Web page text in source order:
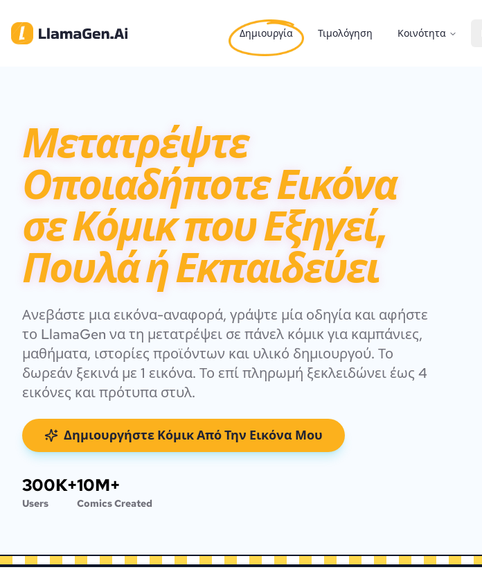
Δημιουργία Τιμολόγηση Κοινότητα
Μετατρέψτε
Οποιαδήποτε Εικόνα
σε Κόμικ που Εξηγεί,
Πουλά ή Εκπαιδεύει
Ανεβάστε μια εικόνα-αναφορά, γράψτε μία οδηγία και αφήστε
το LlamaGen να τη μετατρέψει σε πάνελ κόμικ για καμπάνιες,
μαθήματα, ιστορίες προϊόντων και υλικό δημιουργού. Το
δωρεάν ξεκινά με 1 εικόνα. Το επί πληρωμή ξεκλειδώνει έως 4
εικόνες και πρότυπα στυλ.
Δημιουργήστε Κόμικ Από Την Εικόνα Μου
300K+
Users
10M+
Comics Created